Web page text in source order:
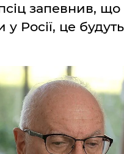
запевнив,
Росії, це будуть